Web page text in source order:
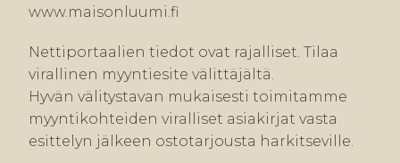
www.maisonluumi.fi
Nettiportaalien tiedot ovat rajalliset. Tilaa
virallinen myyntiesite välittäjältä.
Hyvän välitystavan mukaisesti toimitamme
myyntikohteiden viralliset asiakirjat vasta
esittelyn jälkeen ostotarjousta harkitseville.